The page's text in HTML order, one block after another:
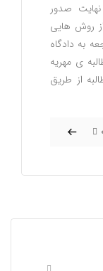
صدور
روش هایی
به دادگاه
ی مهریه
از طریق